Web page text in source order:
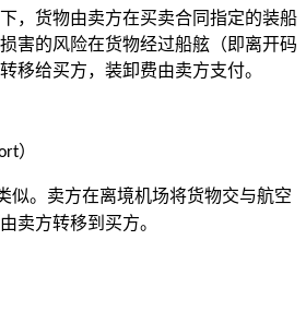
，货物由卖方在买卖合同指定的装船
害的风险在货物经过船舷（即离开码
移给买方，装卸费由卖方支付。
）
似。卖方在离境机场将货物交与航空
卖方转移到买方。